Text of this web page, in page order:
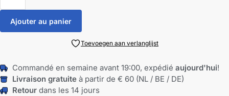
Ajouter au panier
Toevoegen aan verlanglijst
Commandé en semaine avant 19:00, expédié aujourd'hui!
Livraison gratuiteà partir de € 60 (NL / BE / DE)
Retourdans les 14 jours